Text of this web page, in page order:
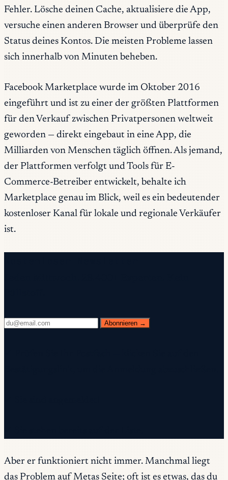
Fehler. Lösche deinen Cache, aktualisiere die App,
versuche einen anderen Browser und überprüfe den
Status deines Kontos. Die meisten Probleme lassen
sich innerhalb von Minuten beheben.
Facebook Marketplace wurde im Oktober 2016
eingeführt und ist zu einer der größten Plattformen
für den Verkauf zwischen Privatpersonen weltweit
geworden — direkt eingebaut in eine App, die
Milliarden von Menschen täglich öffnen. Als jemand,
der Plattformen verfolgt und Tools für E-
Commerce-Betreiber entwickelt, behalte ich
Marketplace genau im Blick, weil es ein bedeutender
kostenloser Kanal für lokale und regionale Verkäufer
ist.
Abonnieren →
Aber er funktioniert nicht immer. Manchmal liegt
das Problem auf Metas Seite; oft ist es etwas, das du